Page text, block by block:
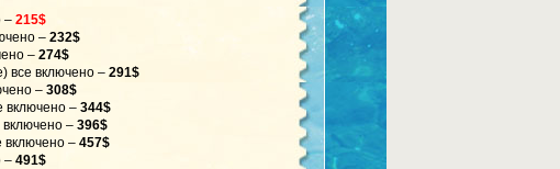
– 215$
– 232$
– 274$
все включено – 291$
– 308$
включено – 344$
включено – 396$
включено – 457$
– 491$